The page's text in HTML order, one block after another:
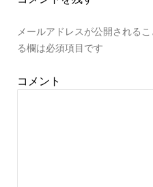
メールアドレスが公開されるこ
る欄は必須項目です
コメント